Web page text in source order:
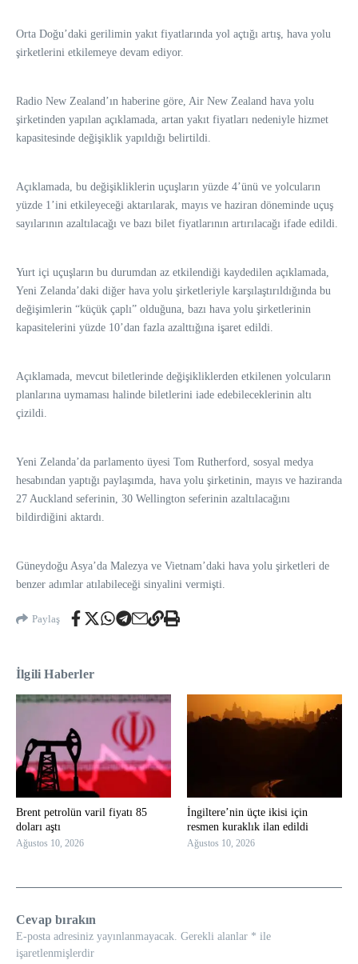
Orta Doğu’daki gerilimin yakıt fiyatlarında yol açtığı artış, hava yolu
şirketlerini etkilemeye devam ediyor.
Radio New Zealand’ın haberine göre, Air New Zealand hava yolu
şirketinden yapılan açıklamada, artan yakıt fiyatları nedeniyle hizmet
kapasitesinde değişiklik yapıldığı belirtildi.
Açıklamada, bu değişikliklerin uçuşların yüzde 4’ünü ve yolcuların
yüzde 1’ini etkileyeceği aktarılarak, mayıs ve haziran döneminde uçuş
sayılarının azaltılacağı ve bazı bilet fiyatlarının artırılacağı ifade edildi.
Yurt içi uçuşların bu durumdan az etkilendiği kaydedilen açıklamada,
Yeni Zelanda’daki diğer hava yolu şirketleriyle karşılaştırıldığında bu
değişimlerin “küçük çaplı” olduğuna, bazı hava yolu şirketlerinin
kapasitelerini yüzde 10’dan fazla azalttığına işaret edildi.
Açıklamada, mevcut biletlerinde değişikliklerden etkilenen yolcuların
planlarına uymaması halinde biletlerini iade edebileceklerinin altı
çizildi.
Yeni Zelanda’da parlamento üyesi Tom Rutherford, sosyal medya
hesabından yaptığı paylaşımda, hava yolu şirketinin, mayıs ve haziranda
27 Auckland seferinin, 30 Wellington seferinin azaltılacağını
bildirdiğini aktardı.
Güneydoğu Asya’da Malezya ve Vietnam’daki hava yolu şirketleri de
benzer adımlar atılabileceği sinyalini vermişti.
Paylaş
İlgili Haberler
Brent petrolün varil fiyatı 85
doları aştı
Ağustos 10, 2026
İngiltere’nin üçte ikisi için
resmen kuraklık ilan edildi
Ağustos 10, 2026
Cevap bırakın
E-posta adresiniz yayınlanmayacak. Gerekli alanlar * ile
işaretlenmişlerdir